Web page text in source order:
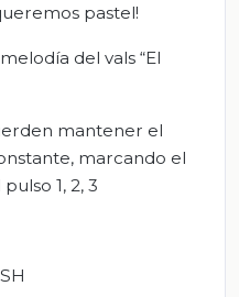
pastel!
del vals “El
mantener el
marcando el
1, 2, 3